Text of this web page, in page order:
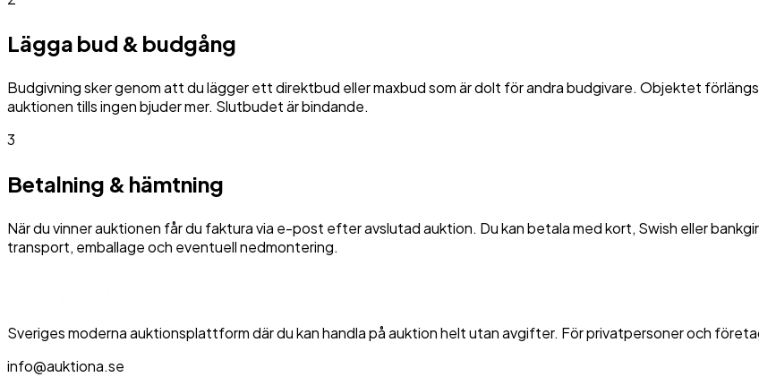
Lägga bud & budgång
Budgivning sker genom att du lägger ett direktbud eller maxbud som är dolt för andra budgivare. Objektet
auktionen tills ingen bjuder mer. Slutbudet är bindande.
3
Betalning & hämtning
När du vinner auktionen får du faktura via e-post efter avslutad auktion. Du kan betala med kort, Swish eller
transport, emballage och eventuell nedmontering.
Sveriges moderna auktionsplattform där du kan handla på auktion helt utan avgifter. För privatpersoner och
info@auktiona.se